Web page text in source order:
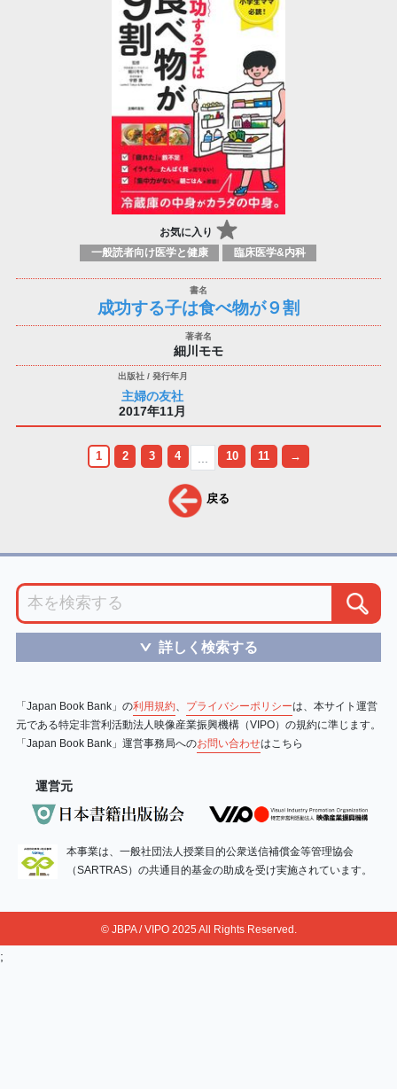
お気に入り
一般読者向け医学と健康 臨床医学&内科
成功する子は食べ物が９割
細川モモ
主婦の友社
2017年11月
1 2 3 4 10 11 →
戻る
＞ 詳しく検索する
「Japan Book Bank」の利用規約、 プライバシーポリシーは、本サイト運営
元である特定非営利活動法人映像産業振興機構（VIPO）の規約に準じます。
「Japan Book Bank」運営事務局へのお問い合わせはこちら
運営元
本事業は、一般社団法人授業目的公衆送信補償金等管理協会
（SARTRAS）の共通目的基金の助成を受け実施されています。
© JBPA / VIPO 2025 All Rights Reserved.
;